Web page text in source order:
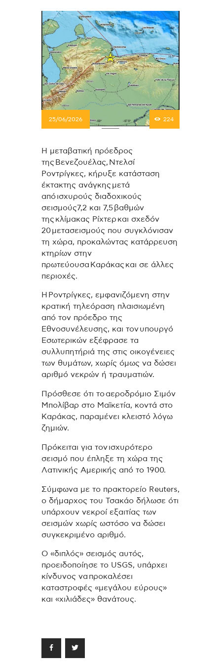
25/06/2026 224
Η μεταβατική πρόεδρος
της Βενεζουέλας, Ντελσί
Ροντρίγκες, κήρυξε κατάσταση
έκτακτης ανάγκης μετά
από ισχυρούς διαδοχικούς
σεισμούς7,2 και 7,5 βαθμών
της κλίμακας Ρίχτερ και σχεδόν
20 μετασεισμούς που συγκλόνισαν
τη χώρα, προκαλώντας κατάρρευση
κτηρίων στην
πρωτεύουσα Καράκας και σε άλλες
περιοχές.
Η Ροντρίγκες, εμφανιζόμενη στην
κρατική τηλεόραση πλαισιωμένη
από τον πρόεδρο της
Εθνοσυνέλευσης, και τον υπουργό
Εσωτερικών εξέφρασε τα
συλλυπητήριά της στις οικογένειες
των θυμάτων, χωρίς όμως να δώσει
αριθμό νεκρών ή τραυματιών.
Πρόσθεσε ότι το αεροδρόμιο Σιμόν
Μπολίβαρ στο Μαϊκετία, κοντά στο
Καράκας, παραμένει κλειστό λόγω
ζημιών.
Πρόκειται για τον ισχυρότερο
σεισμό που έπληξε τη χώρα της
Λατινικής Αμερικής από το 1900.
Σύμφωνα με το πρακτορείο Reuters,
ο δήμαρχος του Τσακάο δήλωσε ότι
υπάρχουν νεκροί εξαιτίας των
σεισμών χωρίς ωστόσο να δώσει
συγκεκριμένο αριθμό.
Ο «διπλός» σεισμός αυτός,
προειδοποίησε το USGS, υπάρχει
κίνδυνος να προκαλέσει
καταστροφές «μεγάλου εύρους»
και «χιλιάδες» θανάτους.